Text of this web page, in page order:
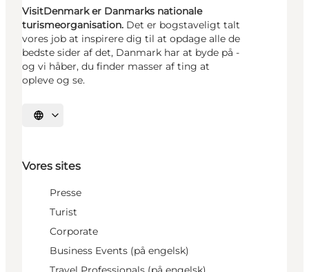
VisitDenmark er Danmarks nationale
turismeorganisation. Det er bogstaveligt talt
vores job at inspirere dig til at opdage alle de
bedste sider af det, Danmark har at byde på -
og vi håber, du finder masser af ting at
opleve og se.
Vælg sprog
Vores sites
Presse
Turist
Corporate
Business Events (på engelsk)